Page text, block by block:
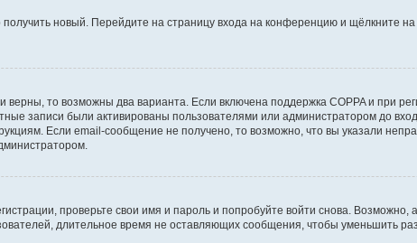
новый. Перейдите на страницу входа на конференцию и щёлкните на
то возможны два варианта. Если включена поддержка COPPA и при
записи были активированы пользователями или администратором до
Если email-сообщение не получено, то возможно, что вы указали
проверьте свои имя и пароль и попробуйте войти снова.
длительное время не оставляющих сообщения, чтобы уменьшить